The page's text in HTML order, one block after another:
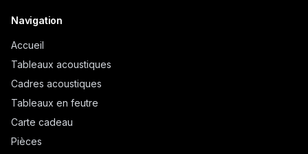
Navigation
Accueil
Tableaux acoustiques
Cadres acoustiques
Tableaux en feutre
Carte cadeau
Pièces